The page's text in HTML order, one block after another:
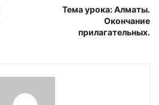
Тема урока: Алматы.
Окончание
прилагательных.